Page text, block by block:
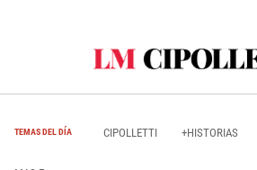
TEMAS DEL DÍA CIPOLLETTI +HISTORIAS